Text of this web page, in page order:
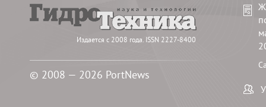
Издается с 2008 года. ISSN 2227-8400
© 2008 — 2026 PortNews